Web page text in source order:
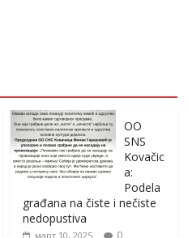
OO
SNS
Kovačic
a:
Podela
građana na čiste i nečiste
nedopustiva
март 10, 2025